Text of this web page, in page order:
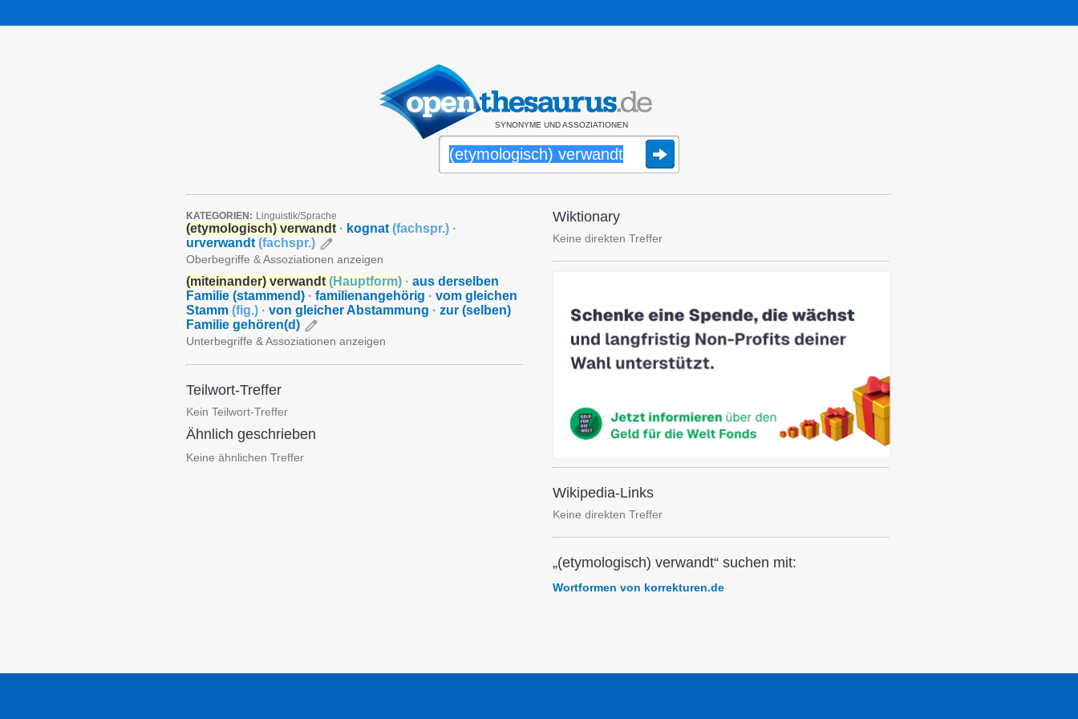
SYNONYME UND ASSOZIATIONEN
KATEGORIEN: Linguistik/Sprache
(etymologisch) verwandt · kognat (fachspr.) ·
urverwandt (fachspr.)
Oberbegriffe & Assoziationen anzeigen
(miteinander) verwandt (Hauptform) · aus derselben
Familie (stammend) · familienangehörig · vom gleichen
Stamm (fig.) · von gleicher Abstammung · zur (selben)
Familie gehören(d)
Unterbegriffe & Assoziationen anzeigen
Teilwort-Treffer
Kein Teilwort-Treffer
Ähnlich geschrieben
Keine ähnlichen Treffer
Wiktionary
Keine direkten Treffer
Wikipedia-Links
Keine direkten Treffer
„(etymologisch) verwandt“ suchen mit:
Wortformen von korrekturen.de